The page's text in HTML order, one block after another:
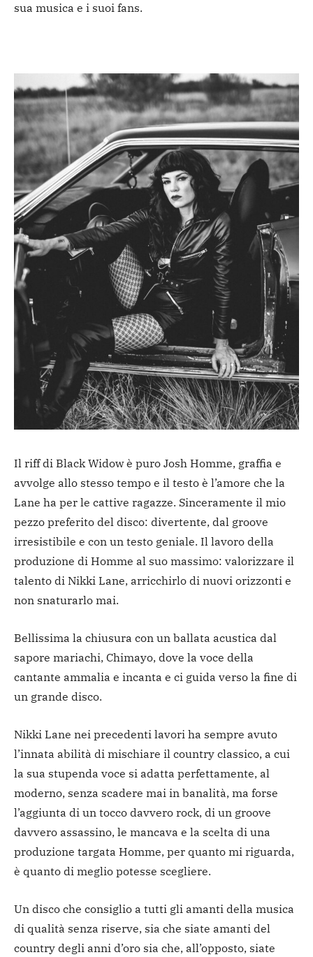
sua musica e i suoi fans.
Il riff di Black Widow è puro Josh Homme, graffia e
avvolge allo stesso tempo e il testo è l’amore che la
Lane ha per le cattive ragazze. Sinceramente il mio
pezzo preferito del disco: divertente, dal groove
irresistibile e con un testo geniale. Il lavoro della
produzione di Homme al suo massimo: valorizzare il
talento di Nikki Lane, arricchirlo di nuovi orizzonti e
non snaturarlo mai.
Bellissima la chiusura con un ballata acustica dal
sapore mariachi, Chimayo, dove la voce della
cantante ammalia e incanta e ci guida verso la fine di
un grande disco.
Nikki Lane nei precedenti lavori ha sempre avuto
l’innata abilità di mischiare il country classico, a cui
la sua stupenda voce si adatta perfettamente, al
moderno, senza scadere mai in banalità, ma forse
l’aggiunta di un tocco davvero rock, di un groove
davvero assassino, le mancava e la scelta di una
produzione targata Homme, per quanto mi riguarda,
è quanto di meglio potesse scegliere.
Un disco che consiglio a tutti gli amanti della musica
di qualità senza riserve, sia che siate amanti del
country degli anni d’oro sia che, all’opposto, siate